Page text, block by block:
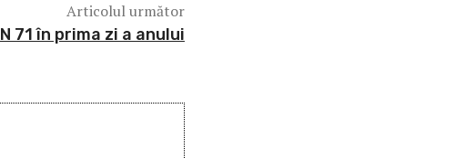
Articolul următor
71 în prima zi a anului